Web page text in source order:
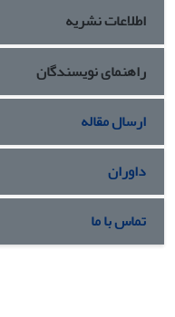
اطلاعات نشریه
راهنمای نویسندگان
ارسال مقاله
داوران
تماس با ما